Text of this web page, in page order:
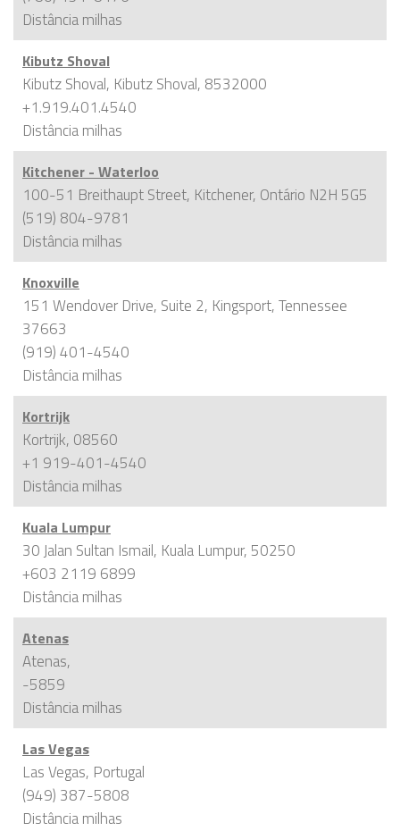
Distânciamilhas
Kibutz Shoval
Kibutz Shoval, Kibutz Shoval, 8532000
+1.919.401.4540
Distânciamilhas
Kitchener - Waterloo
100-51 Breithaupt Street, Kitchener, Ontário N2H 5G5
(519) 804-9781
Distânciamilhas
Knoxville
151 Wendover Drive, Suite 2, Kingsport, Tennessee
37663
(919) 401-4540
Distânciamilhas
Kortrijk
Kortrijk, 08560
+1 919-401-4540
Distânciamilhas
Kuala Lumpur
30 Jalan Sultan Ismail, Kuala Lumpur, 50250
+603 2119 6899
Distânciamilhas
Atenas
Atenas,
-5859
Distânciamilhas
Las Vegas
Las Vegas, Portugal
(949) 387-5808
Distânciamilhas